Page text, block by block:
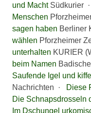
und MachtSüdkurier ·
Menschen
sagen haben Berliner
wählen Pforzheimer
unterhalten KURIER
beim Namen
Saufende Igel und
Nachrichten ·
Diese
Die Schnapsdrosseln
Im Dschungel